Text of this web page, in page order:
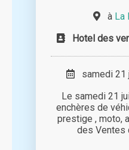
à La
Hotel des
samedi 21
Le samedi 21
enchères de
prestige , moto,
des Ventes